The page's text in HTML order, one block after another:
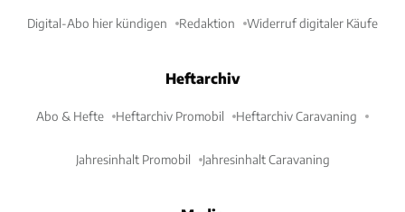
Digital-Abo hier kündigen Redaktion Widerruf digitaler Käufe
Heftarchiv
Abo & Hefte Heftarchiv Promobil Heftarchiv Caravaning
Jahresinhalt Promobil Jahresinhalt Caravaning